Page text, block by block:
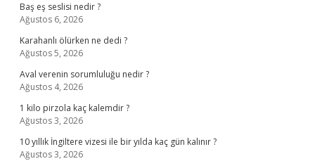
Baş eş seslisi nedir ?
Ağustos 6, 2026
Karahanlı ölürken ne dedi ?
Ağustos 5, 2026
Aval verenin sorumluluğu nedir ?
Ağustos 4, 2026
1 kilo pirzola kaç kalemdir ?
Ağustos 3, 2026
10 yıllık İngiltere vizesi ile bir yılda kaç gün kalınır ?
Ağustos 3, 2026